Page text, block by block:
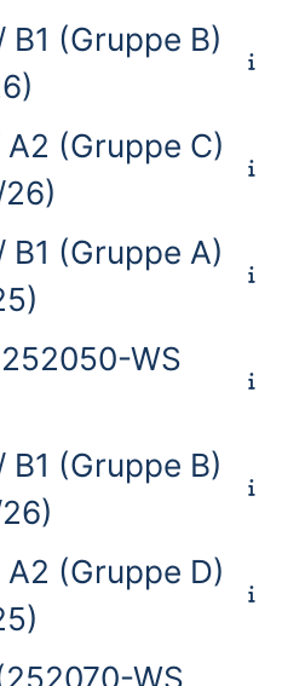
(Gruppe B)
(Gruppe C)
(Gruppe A)
WS
(Gruppe B)
(Gruppe D)
WS